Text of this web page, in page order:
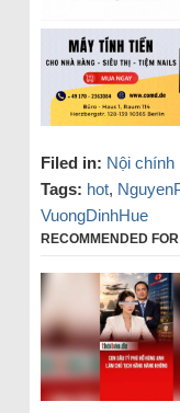
Filed in: Nội chính
Tags: hot,
VuongDinhHue
RECOMMENDED